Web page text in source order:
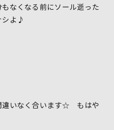
なくなる前にソール逝った
シよ♪
違いなく合います☆ もはや